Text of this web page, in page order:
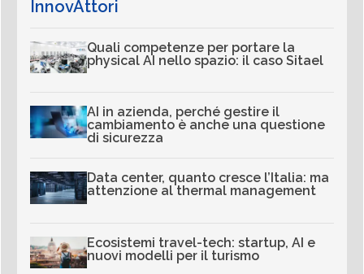
InnovAttori
Quali competenze per portare la
physical AI nello spazio: il caso Sitael
AI in azienda, perché gestire il
cambiamento è anche una questione
di sicurezza
Data center, quanto cresce l’Italia: ma
attenzione al thermal management
Ecosistemi travel-tech: startup, AI e
nuovi modelli per il turismo